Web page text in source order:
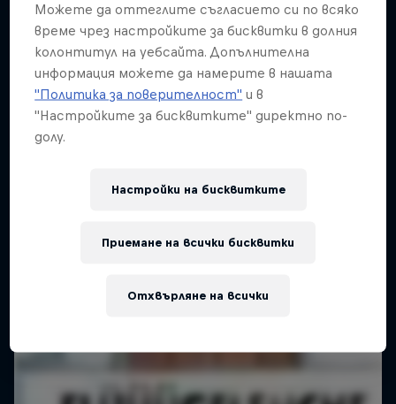
Можете да оттеглите съгласието си по всяко
време чрез настройките за бисквитки в долния
колонтитул на уебсайта. Допълнителна
информация можете да намерите в нашата
"Политика за поверителност" и в
"Настройките за бисквитките" директно по-
долу.
Настройки на бисквитките
Отхвърляне на всички
Приемане на всички бисквитки